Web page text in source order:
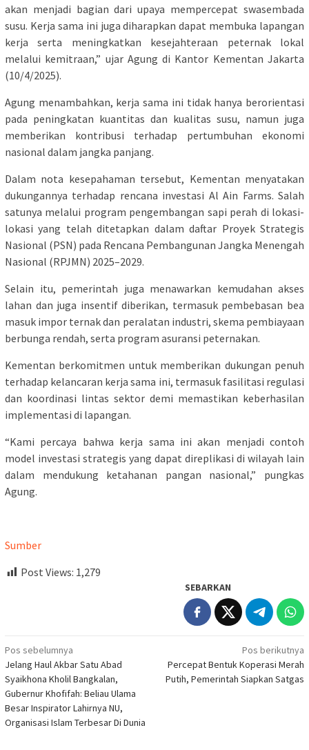
akan menjadi bagian dari upaya mempercepat swasembada
susu. Kerja sama ini juga diharapkan dapat membuka lapangan
kerja serta meningkatkan kesejahteraan peternak lokal
melalui kemitraan,” ujar Agung di Kantor Kementan Jakarta
(10/4/2025).
Agung menambahkan, kerja sama ini tidak hanya berorientasi
pada peningkatan kuantitas dan kualitas susu, namun juga
memberikan kontribusi terhadap pertumbuhan ekonomi
nasional dalam jangka panjang.
Dalam nota kesepahaman tersebut, Kementan menyatakan
dukungannya terhadap rencana investasi Al Ain Farms. Salah
satunya melalui program pengembangan sapi perah di lokasi-
lokasi yang telah ditetapkan dalam daftar Proyek Strategis
Nasional (PSN) pada Rencana Pembangunan Jangka Menengah
Nasional (RPJMN) 2025–2029.
Selain itu, pemerintah juga menawarkan kemudahan akses
lahan dan juga insentif diberikan, termasuk pembebasan bea
masuk impor ternak dan peralatan industri, skema pembiayaan
berbunga rendah, serta program asuransi peternakan.
Kementan berkomitmen untuk memberikan dukungan penuh
terhadap kelancaran kerja sama ini, termasuk fasilitasi regulasi
dan koordinasi lintas sektor demi memastikan keberhasilan
implementasi di lapangan.
“Kami percaya bahwa kerja sama ini akan menjadi contoh
model investasi strategis yang dapat direplikasi di wilayah lain
dalam mendukung ketahanan pangan nasional,” pungkas
Agung.
Sumber
Post Views: 1,279
SEBARKAN
Navigasi
pos
Pos sebelumnya
Jelang Haul Akbar Satu Abad
Syaikhona Kholil Bangkalan,
Gubernur Khofifah: Beliau Ulama
Besar Inspirator Lahirnya NU,
Organisasi Islam Terbesar Di Dunia
Pos berikutnya
Percepat Bentuk Koperasi Merah
Putih, Pemerintah Siapkan Satgas